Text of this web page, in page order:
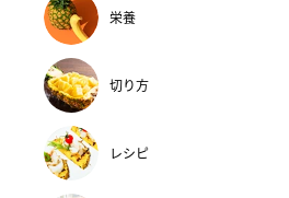
栄養
切り方
レシピ